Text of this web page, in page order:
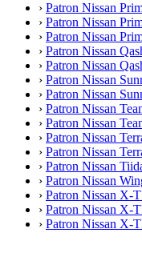
› Patron Nissan
› Patron Nissan
› Patron Nissan
› Patron Nissan
› Patron Nissan
› Patron Nissan
› Patron Nissan
› Patron Nissan
› Patron Nissan
› Patron Nissan
› Patron Nissan
› Patron Nissan
› Patron Nissan
› Patron Nissan X-
› Patron Nissan X-
› Patron Nissan X-